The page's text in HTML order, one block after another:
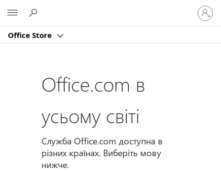
Office Store
свій
запис
Office.com в
усьому світі
Служба Office.com доступна в
різних країнах. Виберіть мову
нижче.